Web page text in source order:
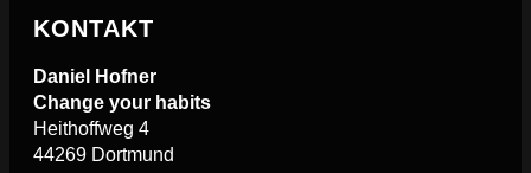
KONTAKT
Daniel Hofner
Change your habits
Heithoffweg 4
44269 Dortmund